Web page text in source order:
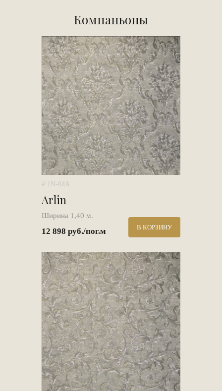
Компаньоны
# 1N-04A
Arlin
Ширина 1,40 м.
12 898 руб./пог.м В КОРЗИНУ